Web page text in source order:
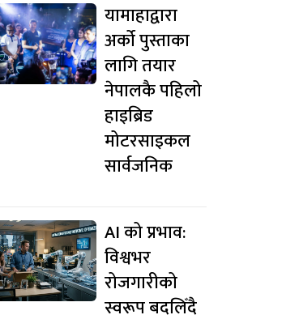
यामाहाद्वारा
अर्को पुस्ताका
लागि तयार
नेपालकै पहिलो
हाइब्रिड
मोटरसाइकल
सार्वजनिक
AI को प्रभाव:
विश्वभर
रोजगारीको
स्वरूप बदलिँदै